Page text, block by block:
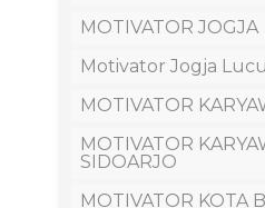
MOTIVATOR JOGJA
Motivator Jogja Lucu
MOTIVATOR
MOTIVATOR
SIDOARJO
MOTIVATOR KOTA